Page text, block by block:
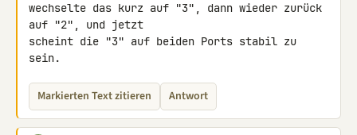
wechselte das kurz auf "3", dann wieder zurück
auf "2", und jetzt
scheint die "3" auf beiden Ports stabil zu
sein.
Markierten Text zitieren Antwort